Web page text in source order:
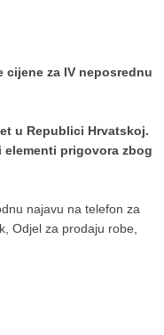
za IV neposrednu
u Republici Hrvatskoj.
prigovora zbog
najavu na telefon za
Odjel za prodaju robe,